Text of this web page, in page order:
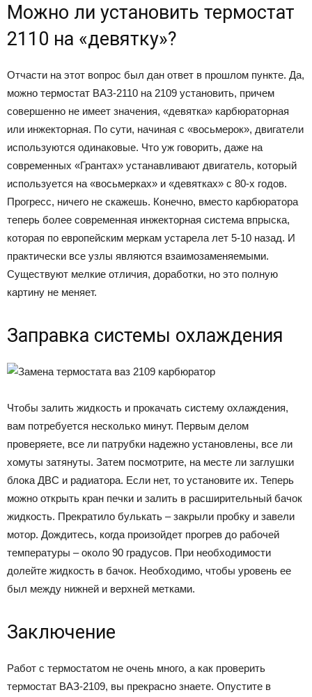
Можно ли установить термостат
2110 на «девятку»?
Отчасти на этот вопрос был дан ответ в прошлом пункте. Да,
можно термостат ВАЗ-2110 на 2109 установить, причем
совершенно не имеет значения, «девятка» карбюраторная
или инжекторная. По сути, начиная с «восьмерок», двигатели
используются одинаковые. Что уж говорить, даже на
современных «Грантах» устанавливают двигатель, который
используется на «восьмерках» и «девятках» с 80-х годов.
Прогресс, ничего не скажешь. Конечно, вместо карбюратора
теперь более современная инжекторная система впрыска,
которая по европейским меркам устарела лет 5-10 назад. И
практически все узлы являются взаимозаменяемыми.
Существуют мелкие отличия, доработки, но это полную
картину не меняет.
Заправка системы охлаждения
Чтобы залить жидкость и прокачать систему охлаждения,
вам потребуется несколько минут. Первым делом
проверяете, все ли патрубки надежно установлены, все ли
хомуты затянуты. Затем посмотрите, на месте ли заглушки
блока ДВС и радиатора. Если нет, то установите их. Теперь
можно открыть кран печки и залить в расширительный бачок
жидкость. Прекратило булькать – закрыли пробку и завели
мотор. Дождитесь, когда произойдет прогрев до рабочей
температуры – около 90 градусов. При необходимости
долейте жидкость в бачок. Необходимо, чтобы уровень ее
был между нижней и верхней метками.
Заключение
Работ с термостатом не очень много, а как проверить
термостат ВАЗ-2109, вы прекрасно знаете. Опустите в